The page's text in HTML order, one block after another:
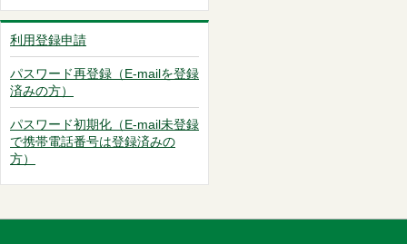
利用登録申請
パスワード再登録（E-mailを登録
済みの方）
パスワード初期化（E-mail未登録
で携帯電話番号は登録済みの
方）